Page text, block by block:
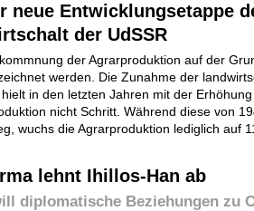
neue Entwicklungsetappe
der UdSSR
der Agrarproduktion auf der
werden. Die Zunahme der
in den letzten Jahren mit der
nicht Schritt. Während diese von
wuchs die Agrarproduktion lediglich auf
lehnt Ihillos-Han ab
diplomatische Beziehungen zu